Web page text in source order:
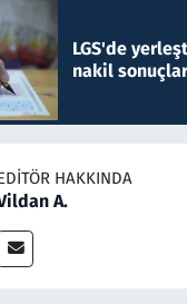
LGS'de
nakil
HAKKINDA
A.